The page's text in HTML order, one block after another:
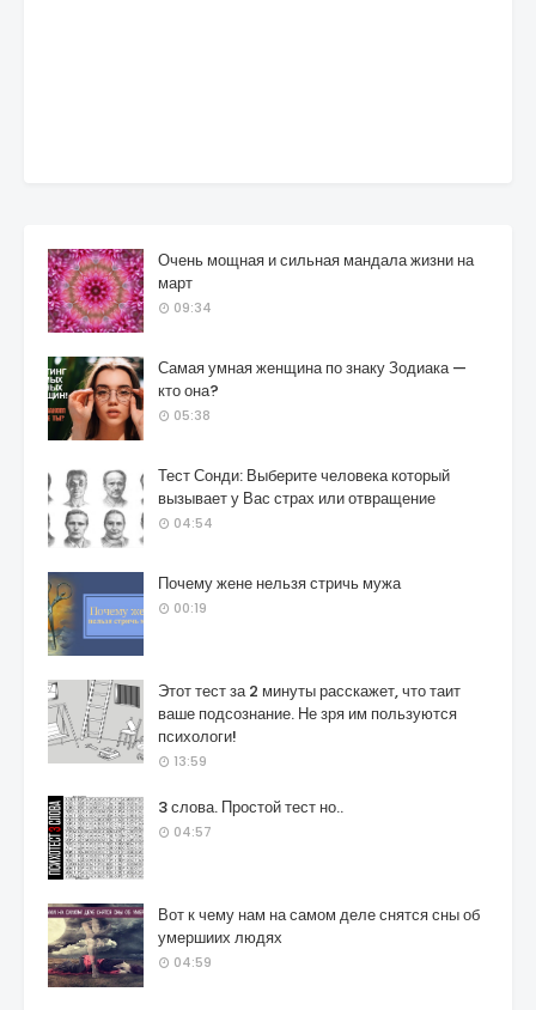
Очень мощная и сильная мандала жизни на
март
09:34
Самая умная женщина по знаку Зодиака —
кто она?
05:38
Тест Сонди: Выберите человека который
вызывает у Вас страх или отвращение
04:54
Почему жене нельзя стричь мужа
00:19
Этот тест за 2 минуты расскажет, что таит
ваше подсознание. Не зря им пользуются
психологи!
13:59
3 слова. Простой тест но..
04:57
Вот к чему нам на самом деле снятся сны об
умершиих людях
04:59